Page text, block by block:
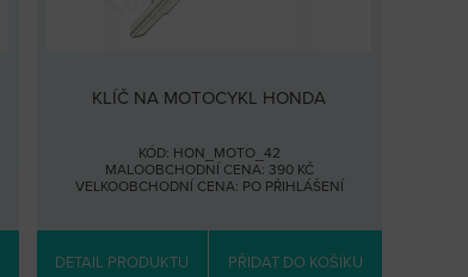
KLÍČ NA MOTOCYKL HONDA
KÓD: HON_MOTO_42
MALOOBCHODNÍ CENA: 390 KČ
VELKOOBCHODNÍ CENA: PO PŘIHLÁŠENÍ
DETAIL PRODUKTU PŘIDAT DO KOŠÍKU